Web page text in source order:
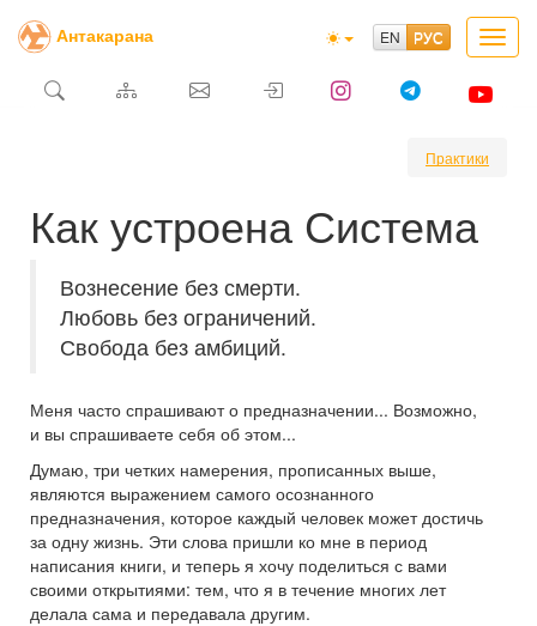
Антакарана
Практики
Как устроена Система
Вознесение без смерти.
Любовь без ограничений.
Свобода без амбиций.
Меня часто спрашивают о предназначении... Возможно,
и вы спрашиваете себя об этом...
Думаю, три четких намерения, прописанных выше,
являются выражением самого осознанного
предназначения, которое каждый человек может достичь
за одну жизнь. Эти слова пришли ко мне в период
написания книги, и теперь я хочу поделиться с вами
своими открытиями: тем, что я в течение многих лет
делала сама и передавала другим.